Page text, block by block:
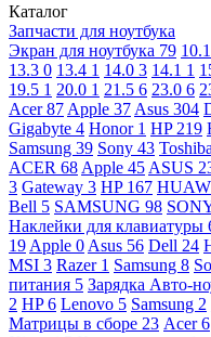
Каталог
Запчасти для ноутбука
Экран для ноутбука 79 10.1
13.3 0 13.4 1 14.0 3 14.1 1
19.5 1 20.0 1 21.5 6 23.0 6
Acer87 Apple 37 Asus 304
Gigabyte 4 Honor 1 HP 219
Samsung 39 Sony 43 Toshiba
ACER 68 Apple 45 ASUS
3 Gateway 3 HP 167
Bell 5 SAMSUNG 98
Наклейки для клавиатуры
19 Apple 0 Asus 56 Dell 24
MSI 3 Razer 1 Samsung 8
питания 5 Зарядка Авто-
2 HP6 Lenovo 5 Samsung 2
Матрицы в сборе 23 Acer6